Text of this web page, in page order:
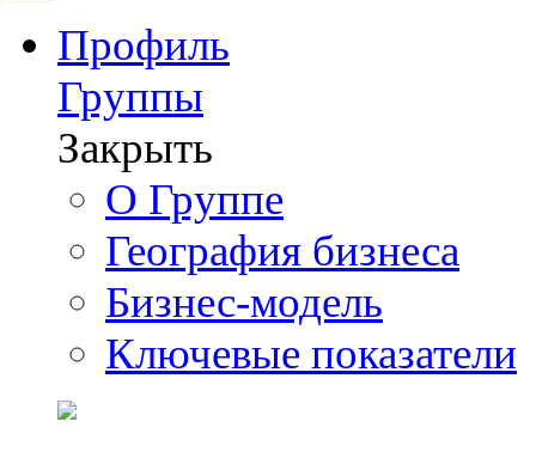
Профиль
Группы
Закрыть
О Группе
География бизнеса
Бизнес-модель
Ключевые показатели